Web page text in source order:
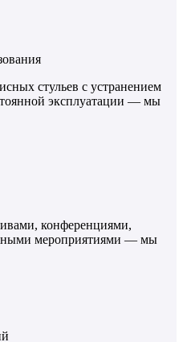
стульев с устранением
эксплуатации — мы
конференциями,
мероприятиями — мы